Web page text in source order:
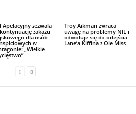
Apelacyjny zezwala
zakazu
dla osób
w
„Wielkie
Troy Aikman zwraca
uwagę na problemy NIL i
odwołuje się do odejścia
Lane’a Kiffina z Ole Miss